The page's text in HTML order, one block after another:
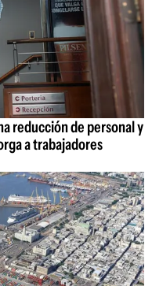
reducción de personal y
a trabajadores